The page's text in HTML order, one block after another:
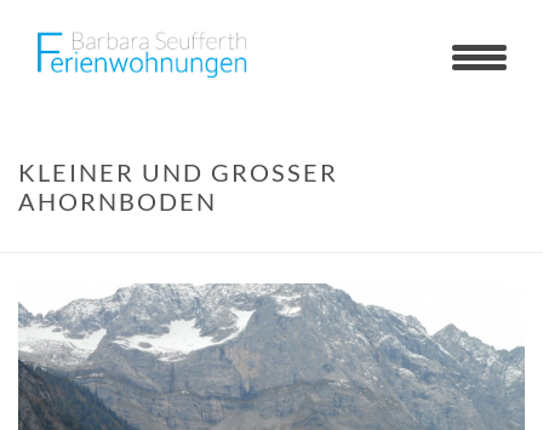
KLEINER UND GROSSER A
HORNBODEN